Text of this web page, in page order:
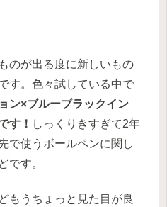
のが出る度に新しいもの
す。色々試している中で
ン×ブルーブラックイン
す！ しっくりきすぎて2年
で使うボールペンに関し
です。
もうちょっと見た目が良